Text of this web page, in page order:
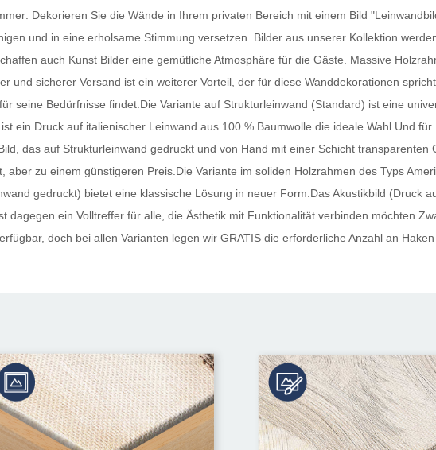
. Dekorieren Sie die Wände in Ihrem privaten Bereich mit einem Bild
und in eine erholsame Stimmung versetzen. Bilder aus unserer Kollektion
auch Kunst Bilder eine gemütliche Atmosphäre für die Gäste. Massive
und sicherer Versand ist ein weiterer Vorteil, der für diese Wanddekorationen spricht
seine Bedürfnisse findet.Die Variante auf Strukturleinwand (Standard) ist eine
ein Druck auf italienischer Leinwand aus 100 % Baumwolle die ideale Wahl.Und
das auf Strukturleinwand gedruckt und von Hand mit einer Schicht transparenten
aber zu einem günstigeren Preis.Die Variante im soliden Holzrahmen des Typs
gedruckt) bietet eine klassische Lösung in neuer Form.Das Akustikbild (Druck
dagegen ein Volltreffer für alle, die Ästhetik mit Funktionalität verbinden
doch bei allen Varianten legen wir GRATIS die erforderliche Anzahl an